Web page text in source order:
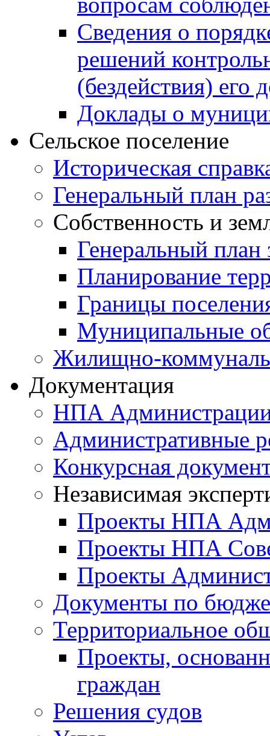
Сведения о
решений
(бездействия)
Доклады о
Сельское поселение
Историческая
Генеральный план
Собственность и
Генеральный план
Планирование
Границы
Муниципальные
Жилищно-
Документация
НПА
Административные
Конкурсная
Независимая
Проекты НПА
Проекты НПА
Проекты
Документы по
Территориальное
Проекты,
граждан
Решения судов